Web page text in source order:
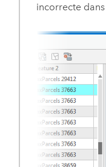
incorrecte